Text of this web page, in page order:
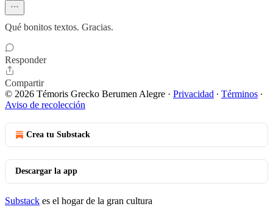
Qué bonitos textos. Gracias.
Responder
Compartir
© 2026 Témoris Grecko Berumen Alegre · Privacidad ∙ Términos ∙
Aviso de recolección
Crea tu Substack
Descargar la app
Substack es el hogar de la gran cultura